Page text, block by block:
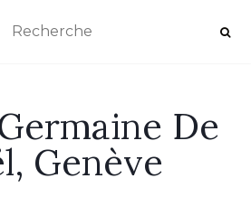
LA NAVIGATION
De
Genève